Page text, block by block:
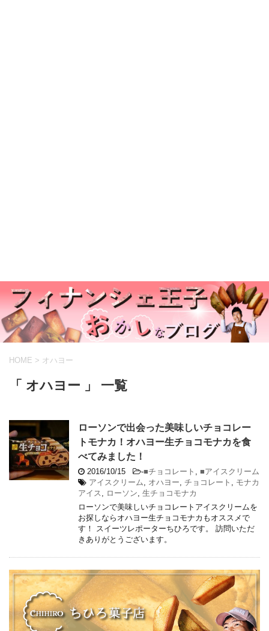
HOME > オハヨー
「 オハヨー 」 一覧
ローソンで出会った美味しいチョコレー
トモナカ！オハヨー生チョコモナカを食
べてみました！
2016/10/15 -■チョコレート
■アイスクリーム
アイスクリーム
オハヨー チョコレート
モナカ
アイス
ローソン 生チョコモナカ
ローソンで美味しいチョコレートアイスクリームを
お探しならオハヨー生チョコモナカもオススメで
す！ スイーツレポーターちひろです。 訪問いただ
きありがとうございます。